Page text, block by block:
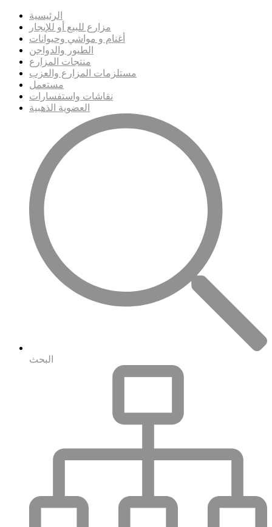
الرئيسية
مزارع للبيع أو للإيجار
أغنام و مواشي وحيوانات
الطيور والدواجن
منتجات المزارع
مستلزمات المزارع والعزب
مستعمل
نقاشات واستفسارات
العضوية الذهبية
البحث